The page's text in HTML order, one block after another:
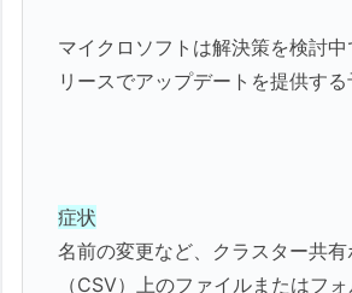
マイクロソフトは解決策を検討中
リースでアップデートを提供する
症状
名前の変更など、クラスター共
（CSV）上のファイルまたはフ